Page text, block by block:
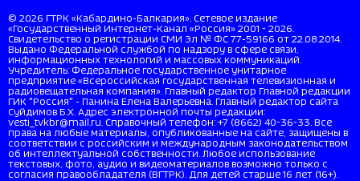
© 2026 ГТРК «Кабардино-Балкария». Сетевое издание
«Государственный Интернет-Канал «Россия» 2001 - 2026.
Свидетельство о регистрации СМИ Эл № ФС 77-59166 от 22.08.2014.
Выдано Федеральной службой по надзору в сфере связи,
информационных технологий и массовых коммуникаций.
Учредитель: Федеральное государственное унитарное
предприятие «Всероссийская государственная телевизионная и
радиовещательная компания». Главный редактор Главной редакции
ГИК "Россия" - Панина Елена Валерьевна. Главный редактор сайта
Суйдимов Б.Х. Адрес электронной почты редакции:
vesti_tvkbr@mail.ru. Справочный телефон: +7 (8662) 40-36-33. Все
права на любые материалы, опубликованные на сайте, защищены в
соответствии с российским и международным законодательством
об интеллектуальной собственности. Любое использование
текстовых, фото, аудио и видеоматериалов возможно только с
согласия правообладателя (ВГТРК). Для детей старше 16 лет (16+).